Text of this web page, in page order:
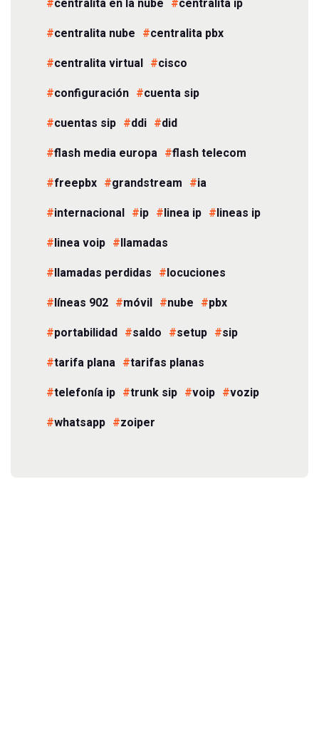
centralita nube
centralita pbx
centralita virtual
cisco
configuración
cuenta sip
cuentas sip
ddi
did
flash media europa
flash telecom
freepbx
grandstream
ia
internacional
ip linea ip
lineas ip
linea voip
llamadas
llamadas perdidas
locuciones
líneas 902
móvil nube
pbx
portabilidad
saldo setup
sip
tarifa plana
tarifas planas
telefonía ip
trunk sip voip
vozip
whatsapp
zoiper